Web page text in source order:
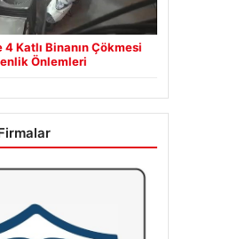
Katlı Binanın Çökmesi
Önlemleri